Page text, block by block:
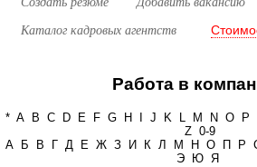
Каталог кадровых агентств
Работа в
* A B C D E F G H J K L M N O P
Z 0-9
А
Б В Г Д Е Ж З И К Л М Н О П Р
Э
Ю Я